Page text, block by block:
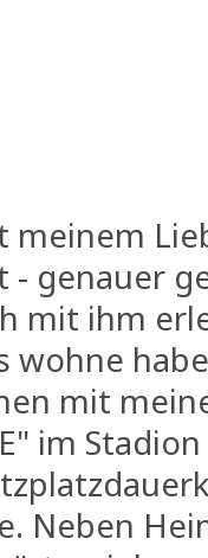
meinem
genauer
mit ihm
wohne
mit
im
Neben